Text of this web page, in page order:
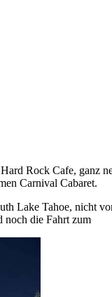
Rock Cafe, ganz
Carnival Cabaret.
Lake Tahoe, nicht
noch die Fahrt zum